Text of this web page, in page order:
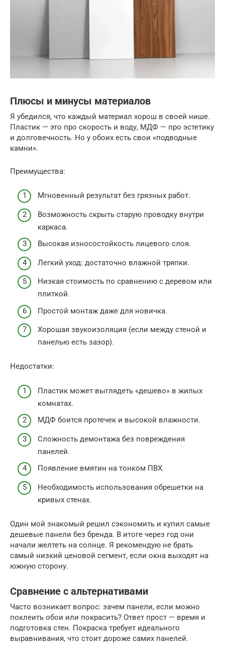
Плюсы и минусы материалов
Я убедился, что каждый материал хорош в своей нише.
Пластик — это про скорость и воду, МДФ — про эстетику
и долговечность. Но у обоих есть свои «подводные
камни».
Преимущества:
Мгновенный результат без грязных работ.
Возможность скрыть старую проводку внутри
каркаса.
Высокая износостойкость лицевого слоя.
Легкий уход: достаточно влажной тряпки.
Низкая стоимость по сравнению с деревом или
плиткой.
Простой монтаж даже для новичка.
Хорошая звукоизоляция (если между стеной и
панелью есть зазор).
Недостатки:
Пластик может выглядеть «дешево» в жилых
комнатах.
МДФ боится протечек и высокой влажности.
Сложность демонтажа без повреждения
панелей.
Появление вмятин на тонком ПВХ.
Необходимость использования обрешетки на
кривых стенах.
Один мой знакомый решил сэкономить и купил самые
дешевые панели без бренда. В итоге через год они
начали желтеть на солнце. Я рекомендую не брать
самый низкий ценовой сегмент, если окна выходят на
южную сторону.
Сравнение с альтернативами
Часто возникает вопрос: зачем панели, если можно
поклеить обои или покрасить? Ответ прост — время и
подготовка стен. Покраска требует идеального
выравнивания, что стоит дороже самих панелей.